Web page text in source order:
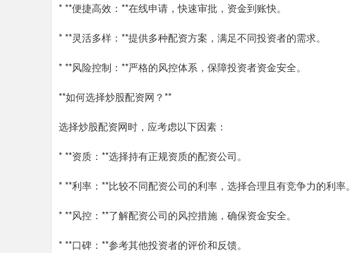
* **便捷高效：**在线申请，快速审批，资金到账快。
* **灵活多样：**提供多种配资方案，满足不同投资者的需求。
* **风险控制：**严格的风控体系，保障投资者资金安全。
**如何选择炒股配资网？**
选择炒股配资网时，应考虑以下因素：
* **资质：**选择持有正规资质的配资公司。
* **利率：**比较不同配资公司的利率，选择合理且有竞争力的利率。
* **风控：**了解配资公司的风控措施，确保资金安全。
* **口碑：**参考其他投资者的评价和反馈。